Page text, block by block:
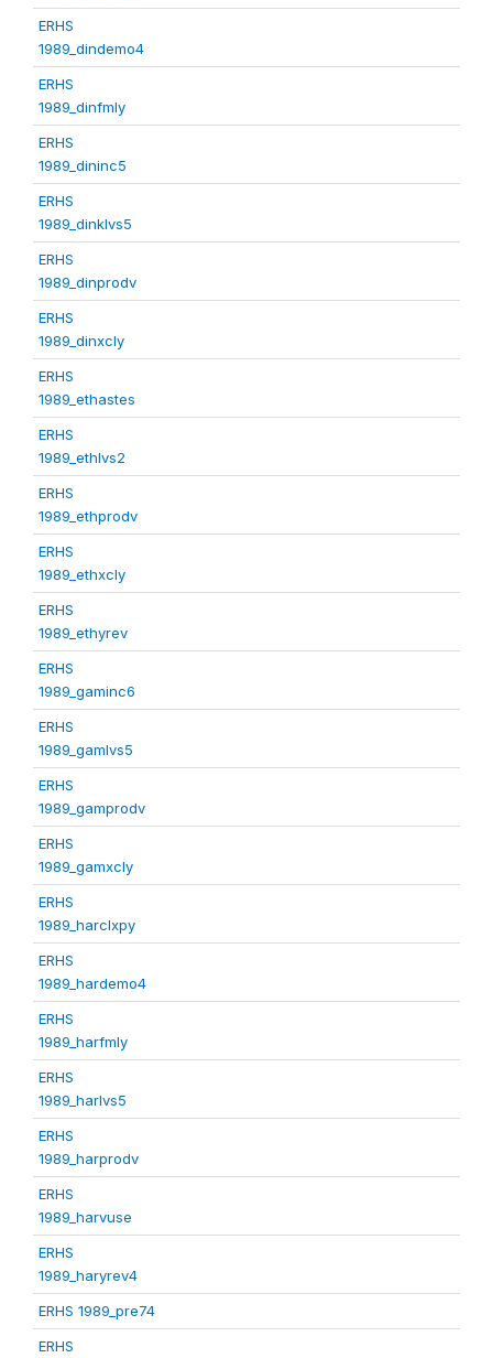
ERHS
1989_dindemo4
ERHS
1989_dinfmly
ERHS
1989_dininc5
ERHS
1989_dinklvs5
ERHS
1989_dinprodv
ERHS
1989_dinxcly
ERHS
1989_ethastes
ERHS
1989_ethlvs2
ERHS
1989_ethprodv
ERHS
1989_ethxcly
ERHS
1989_ethyrev
ERHS
1989_gaminc6
ERHS
1989_gamlvs5
ERHS
1989_gamprodv
ERHS
1989_gamxcly
ERHS
1989_harclxpy
ERHS
1989_hardemo4
ERHS
1989_harfmly
ERHS
1989_harlvs5
ERHS
1989_harprodv
ERHS
1989_harvuse
ERHS
1989_haryrev4
ERHS 1989_pre74
ERHS